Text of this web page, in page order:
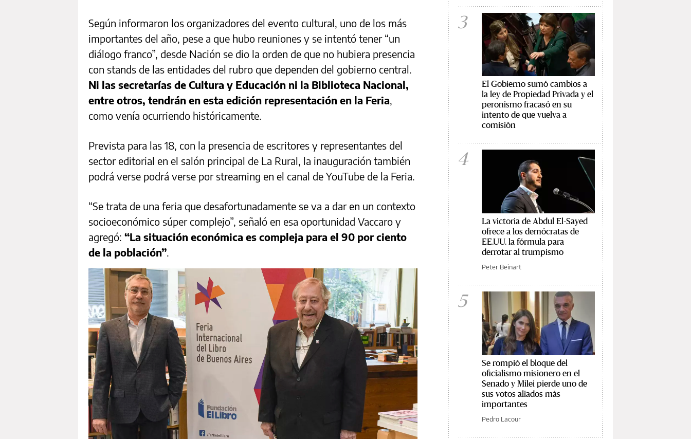
Según informaron los organizadores del evento cultural, uno de los más
importantes del año, pese a que hubo reuniones y se intentó tener “un
diálogo franco”, desde Nación se dio la orden de que no hubiera presencia
con stands de las entidades del rubro que dependen del gobierno central.
Ni las secretarías de Cultura y Educación ni la Biblioteca Nacional,
entre otros, tendrán en esta edición representación en la Feria,
como venía ocurriendo históricamente.
Prevista para las 18, con la presencia de escritores y representantes del
sector editorial en el salón principal de La Rural, la inauguración también
podrá verse podrá verse por streaming en el canal de YouTube de la Feria.
“Se trata de una feria que desafortunadamente se va a dar en un contexto
socioeconómico súper complejo”, señaló en esa oportunidad Vaccaro y
agregó: “La situación económica es compleja para el 90 por ciento
de la población”.
3
El Gobierno sumó cambios a
la ley de Propiedad Privada y el
peronismo fracasó en su
intento de que vuelva a
comisión
4
La victoria de Abdul El-Sayed
ofrece a los demócratas de
EE.UU. la fórmula para
derrotar al trumpismo
Peter Beinart
5
Se rompió el bloque del
oficialismo misionero en el
Senado y Milei pierde uno de
sus votos aliados más
importantes
Pedro Lacour